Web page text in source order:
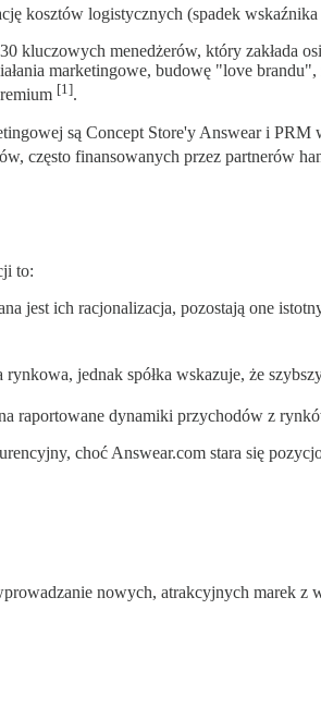
kosztów logistycznych (spadek
kluczowych menedżerów, który
marketingowe, budowę "love
[1].
są Concept Store'y Answear i
często finansowanych przez partnerów
to:
jest ich racjonalizacja, pozostają one
rynkowa, jednak spółka wskazuje, że
raportowane dynamiki przychodów z
choć Answear.com stara się
nowych, atrakcyjnych marek z